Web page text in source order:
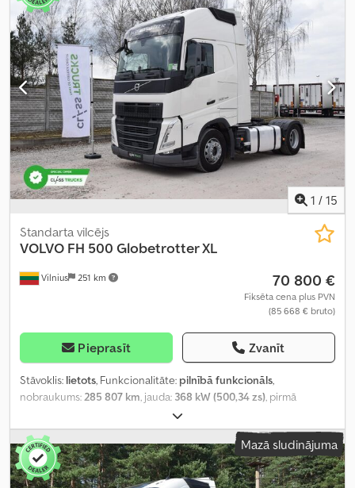
kreisais, Aprīkojums:pilna apkope vēsture, stūres pastiprinātājs
1 / 15
Vilnius 251 km
Standarta vilcējs
VOLVO FH 500 Globetrotter XL
70 800 €
Fiksēta cena plus PVN
(85 668 € bruto)
Pieprasīt Zvanīt
Stāvoklis: lietots, Funkcionalitāte: pilnībā funkcionāls,
nobraukums:285 807 km, jauda: 368 kW (500,34 zs), pirmā
, degvielas veids:
svars:8 174 kg, asu konfigurācija:4x2, riteņu bāze:380 mm, krāsa:
balts, pārnesuma veids:automātisks, emisijas klase:Euro 6,
Ražošanas gads:2023, cilindru skaits:6, dzinēja tilpums:12 777 cm³,
stūres rata pozīcija:kreisais, Aprīkojums:pilna apkope vēsture,
Mazā sludinājuma